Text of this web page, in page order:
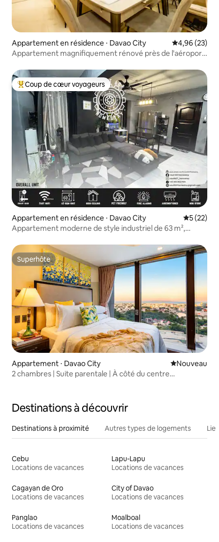
Appartement en résidence ⋅ Davao City Évaluation
4,96 (23)
Appartement magnifiquement rénové près de l'aéroport
Coups de cœur voyageurs les plus appréciés
Coup de cœur voyageurs
Appartement en résidence ⋅ Davao City
5 (22)
Appartement moderne de style industriel de 63 m²,
Superhôte
Superhôte
Appartement ⋅ Davao City Nouvel
Nouveau
2 chambres | Suite parentale | À côté du centre
Destinations à découvrir
Destinations à proximité Autres types de logements
Cebu
Locations de vacances
Lapu-Lapu
Locations de vacances
Cagayan de Oro
Locations de vacances
City of Davao
Locations de vacances
Panglao
Locations de vacances
Moalboal
Locations de vacances